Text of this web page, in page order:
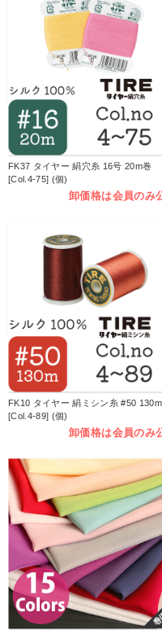
FK37 タイヤー 絹穴糸 16号 20m巻
[Col.4-75] (個)
卸価格は会員のみ
FK10 タイヤー 絹ミシン糸 #50
[Col.4-89] (個)
卸価格は会員のみ